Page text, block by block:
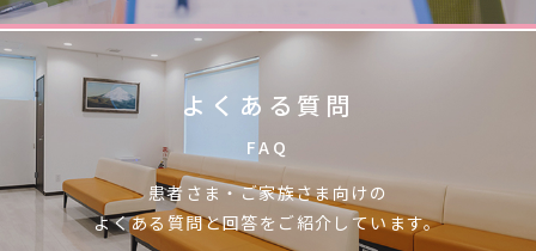
よくある質問
FAQ
患者さま・ご家族さま向けの
よくある質問と回答をご紹介しています。